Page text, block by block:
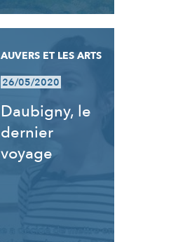
AUVERS ET LES ARTS
26/05/2020
Daubigny, le
dernier
voyage